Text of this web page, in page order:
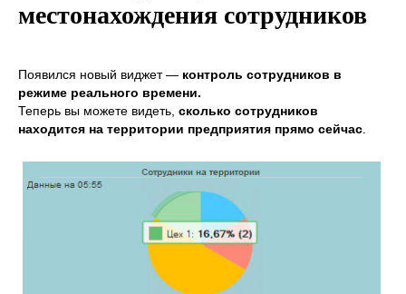
местонахождения сотрудников
Появился новый виджет — контроль сотрудников в
режиме реального времени.
Теперь вы можете видеть, сколько сотрудников
находится на территории предприятия прямо сейчас.